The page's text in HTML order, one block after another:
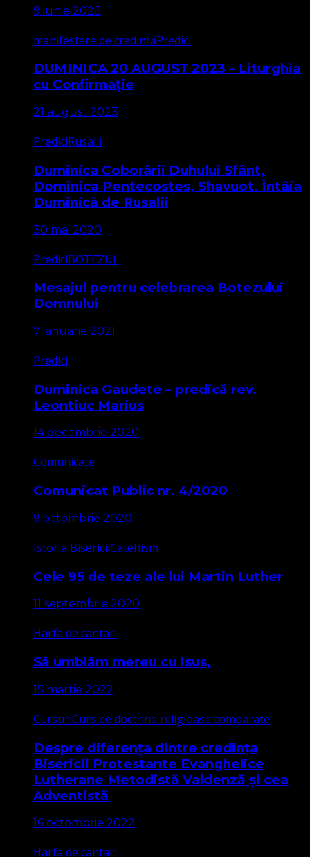
9 iunie 2023
manifestare de credințăPredici
DUMINICA 20 AUGUST 2023 – Liturghia
cu Confirmație
21 august 2023
PrediciRusalii
Duminica Coborârii Duhului Sfânt,
Dominica Pentecostes, Shavuot. Întâia
Duminică de Rusalii
30 mai 2020
PrediciBOTEZUL
Mesajul pentru celebrarea Botezului
Domnului
7 ianuarie 2021
Predici
Duminica Gaudete – predică rev.
Leontiuc Marius
14 decembrie 2020
Comunicate
Comunicat Public nr. 4/2020
9 octombrie 2020
Istoria BisericiiCatehism
Cele 95 de teze ale lui Martin Luther
11 septembrie 2020
Harfa de cantari
Să umblăm mereu cu Isus,
15 martie 2022
CursuriCurs de doctrine religioase comparate
Despre diferența dintre credința
Bisericii Protestante Evanghelice
Lutherane Metodistă Valdenză și cea
Adventistă
16 octombrie 2022
Harfa de cantari